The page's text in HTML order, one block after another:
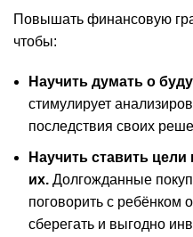
Повышать финансовую
чтобы:
Научить думать о
стимулирует
последствия своих
Научить ставить цели
их. Долгожданные
поговорить с ребёнком
сберегать и выгодно